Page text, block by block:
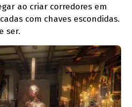
ao criar corredores em
com chaves escondidas.
ser.